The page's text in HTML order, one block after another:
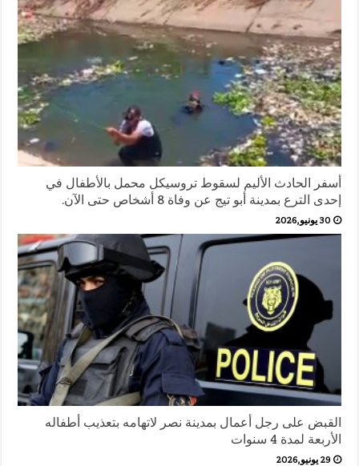
أسفر الحادث الأليم لسقوط تروسيكل محمل بالأطفال في
إحدى الترع بمدينة أبو تيج عن وفاة 8 أشخاص حتى الآن.
30 يونيو,2026
القبض على رجل أعمال بمدينة نصر لاتهامه بتعذيب أطفاله
الأربعة لمدة 4 سنوات
29 يونيو,2026